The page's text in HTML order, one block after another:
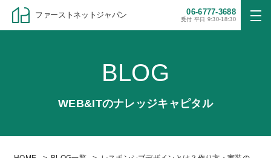
ファーストネットジャパン 06-6777-3688
受付 平日 9:30-18:30
BLOG
WEB&ITのナレッジキャピタル